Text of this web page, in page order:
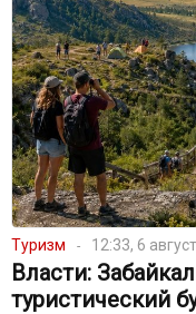
Туризм 12:33, 6
Власти:
туристический